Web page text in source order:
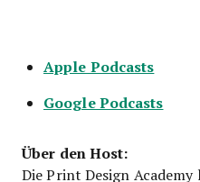
Apple Podcasts
Google Podcasts
Über den Host:
Die Print Design Academy